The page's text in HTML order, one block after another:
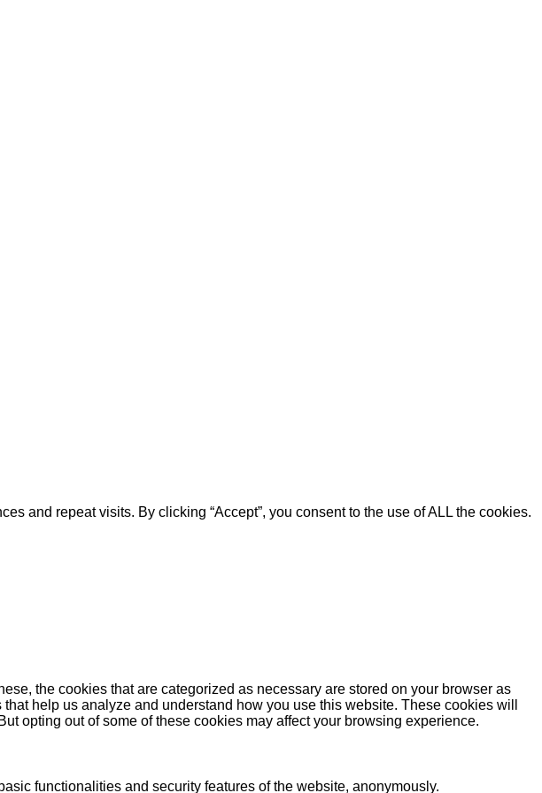
and repeat visits. By clicking “Accept”, you consent to the use of ALL the cookies.
the cookies that are categorized as necessary are stored on your browser as
help us analyze and understand how you use this website. These cookies will
opting out of some of these cookies may affect your browsing experience.
functionalities and security features of the website, anonymously.